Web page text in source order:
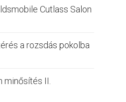
Cutlass Salon
a rozsdás pokolba
minősítés II.